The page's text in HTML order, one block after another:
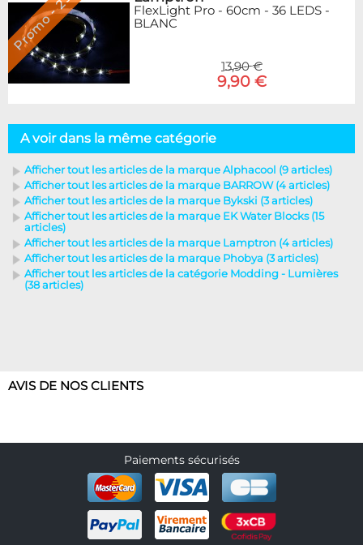
Promo - 29%
FlexLight Pro - 60cm - 36 LEDS -
BLANC
13,90 €
9,90 €
A voir dans la même catégorie
Afficher tout les articles de la marque Alphacool (9 articles)
Afficher tout les articles de la marque BARROW (4 articles)
Afficher tout les articles de la marque Bykski (3 articles)
Afficher tout les articles de la marque EK Water Blocks (15
articles)
Afficher tout les articles de la marque Lamptron (4 articles)
Afficher tout les articles de la marque Phobya (3 articles)
Afficher tout les articles de la catégorie Modding - Lumières
(38 articles)
AVIS DE NOS CLIENTS
Paiements sécurisés